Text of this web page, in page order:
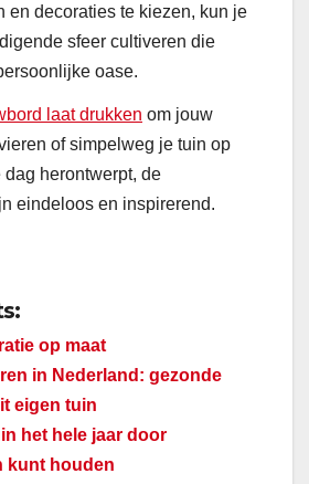
en decoraties te kiezen, kun je
sfeer cultiveren die
oase.
laat drukken om jouw
of simpelweg je tuin op
herontwerpt, de
eindeloos en inspirerend.
op maat
in Nederland: gezonde
eigen tuin
het hele jaar door
kunt houden